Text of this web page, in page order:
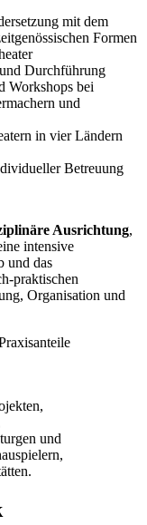
mit dem
Formen
Durchführung
Workshops bei
und
in vier Ländern
Betreuung
Ausrichtung,
intensive
und das
praktischen
Organisation und
und